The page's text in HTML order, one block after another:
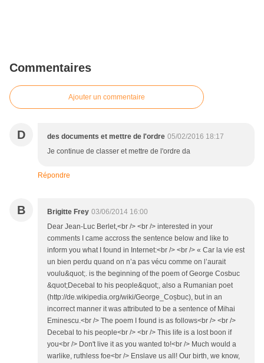
Commentaires
Ajouter un commentaire
D des documents et mettre de l'ordre 05/02/2016 18:17
Je continue de classer et mettre de l'ordre da
Répondre
B Brigitte Frey 03/06/2014 16:00
Dear Jean-Luc Berlet,<br /> <br /> interested in your
comments I came accross the sentence below and like to
inform you what I found in Internet:<br /> <br /> « Car la vie est
un bien perdu quand on n’a pas vécu comme on l’aurait
voulu&quot;. is the beginning of the poem of George Cosbuc
&quot;Decebal to his people&quot;, also a Rumanian poet
(http://de.wikipedia.org/wiki/George_Coșbuc), but in an
incorrect manner it was attributed to be a sentence of Mihai
Eminescu.<br /> The poem I found is as follows<br /> <br />
Decebal to his people<br /> <br /> This life is a lost boon if
you<br /> Don't live it as you wanted to!<br /> Much would a
warlike, ruthless foe<br /> Enslave us all! Our birth, we know,